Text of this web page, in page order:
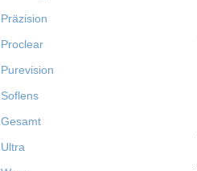
Präzision
Proclear
Purevision
Soflens
Gesamt
Ultra